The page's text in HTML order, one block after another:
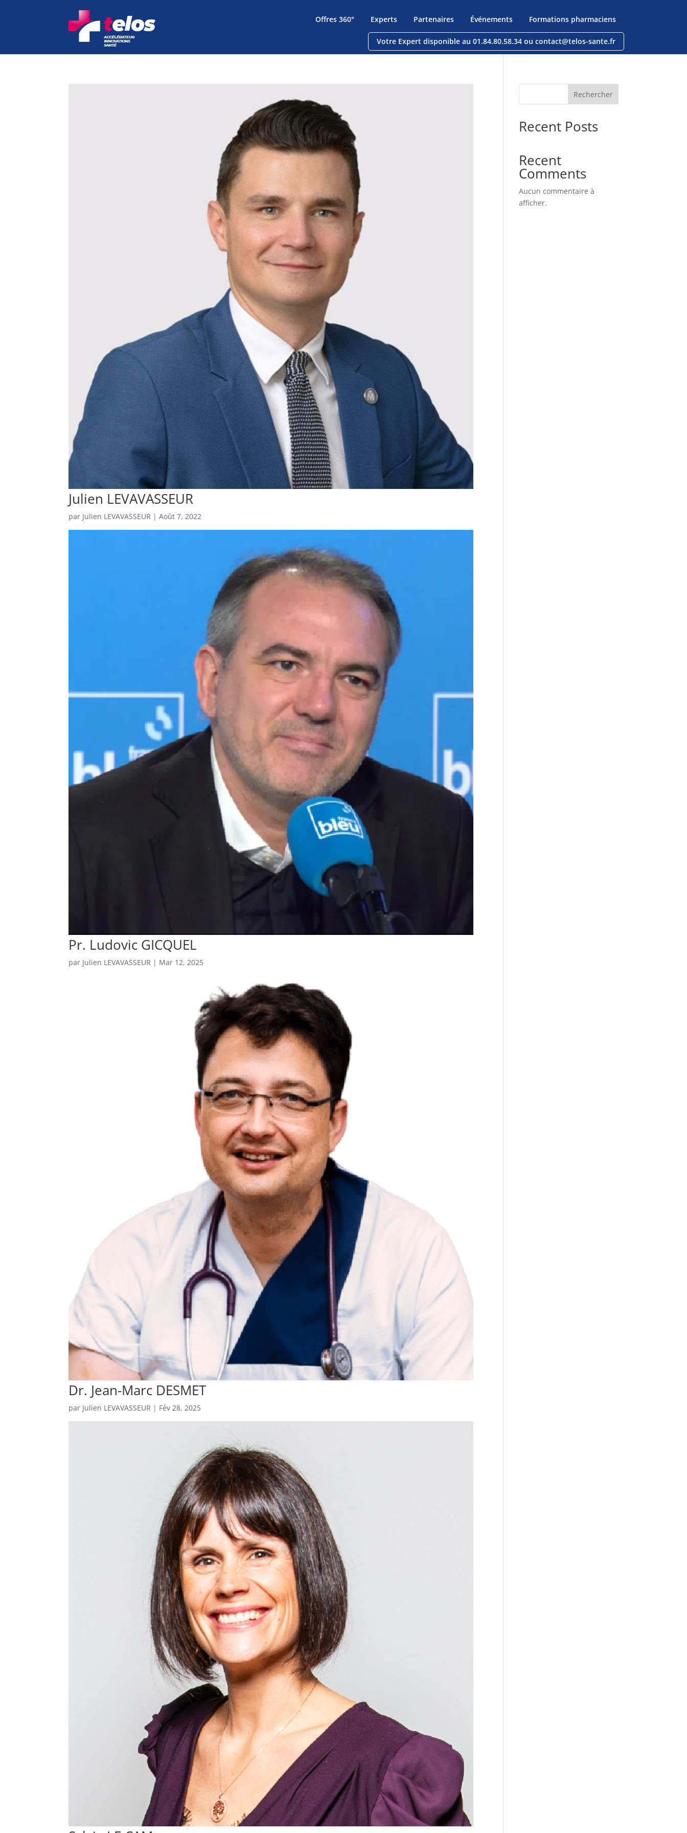
Offres 360° Experts Partenaires Événements Formations pharmaciens
Votre Expert disponible au 01.84.80.58.34 ou contact@telos-sante.fr
Julien LEVAVASSEUR
par Julien LEVAVASSEUR |Août 7, 2022
Pr. Ludovic GICQUEL
par Julien LEVAVASSEUR | Mar 12, 2025
Dr. Jean-Marc DESMET
par Julien LEVAVASSEUR | Fév 28, 2025
Rechercher
Recent Posts
Recent
Comments
Aucun commentaire à
afficher.